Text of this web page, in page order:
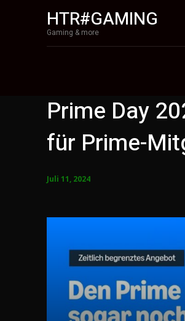
HTR#GAMING
Gaming & more
Prime Day
für Prime-
Juli 11, 2024